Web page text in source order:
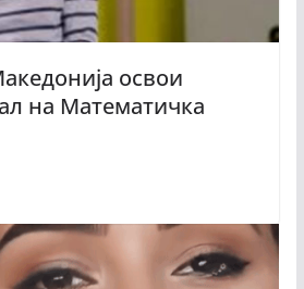
освои
на Математичка